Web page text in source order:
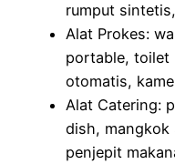
rumput
Alat Prokes:
portable, toilet
otomatis,
Alat Catering:
dish, mangkok
penjepit